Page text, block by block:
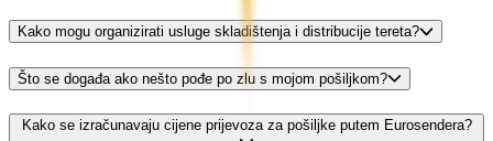
Kako mogu organizirati usluge skladištenja i distribucije tereta?
Što se događa ako nešto pođe po zlu s mojom pošiljkom?
Kako se izračunavaju cijene prijevoza za pošiljke putem Eurosendera?